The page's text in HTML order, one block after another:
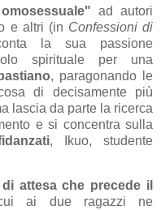
ad autori
e altri (in Confessioni di
la sua passione
spirituale per una
, paragonando le
di decisamente più
lascia da parte la ricerca
e si concentra sulla
, Ikuo, studente
attesa che precede il
ai due ragazzi ne